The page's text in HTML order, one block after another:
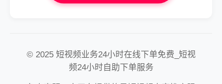
© 2025 短视频业务24小时在线下单免费_短视
频24小时自助下单服务